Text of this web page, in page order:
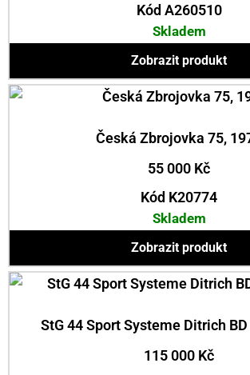
Kód A260510
Skladem
Zobrazit produkt
Česká Zbrojovka 75,
55 000 Kč
Kód K20774
Skladem
Zobrazit produkt
StG 44 Sport Systeme Ditrich
115 000 Kč